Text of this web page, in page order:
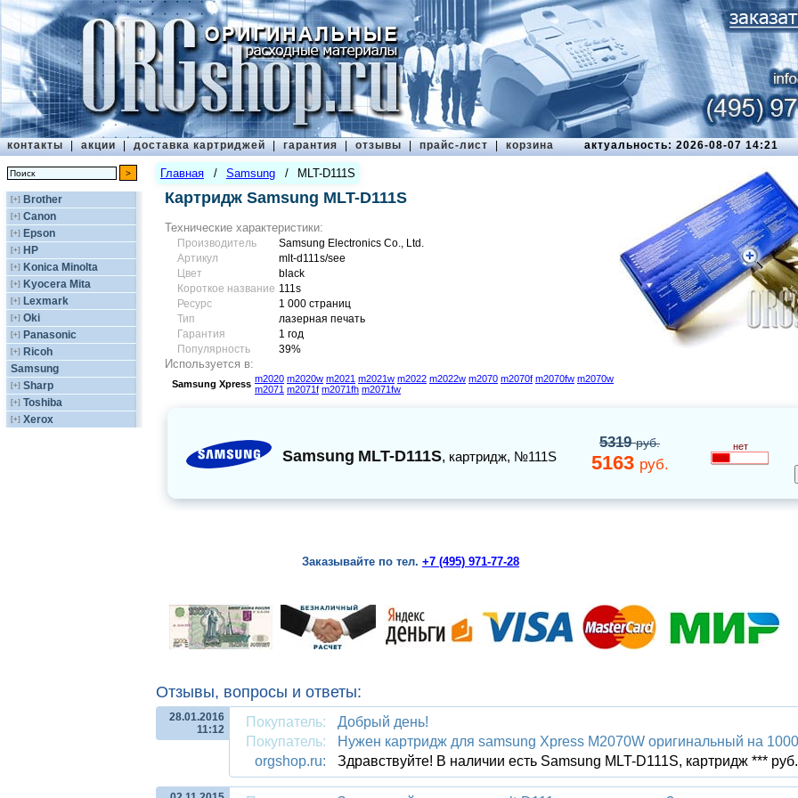
контакты | акции | доставка картриджей | гарантия | отзывы | прайс-лист | корзина актуальность: 2026-08-07 14:21
[+] Brother
[+] Canon
[+] Epson
[+] HP
[+] Konica Minolta
[+] Kyocera Mita
[+] Lexmark
[+] Oki
[+] Panasonic
[+] Ricoh
Samsung
[+] Sharp
[+] Toshiba
[+] Xerox
Главная / Samsung / MLT-D111S
Картридж Samsung MLT-D111S
Технические характеристики:
Производитель
Samsung Electronics Co., Ltd.
Артикул
mlt-d111s/see
Цвет
black
Короткое название 111s
Ресурс
1 000 страниц
Тип
лазерная печать
Гарантия
1 год
Популярность
39%
Используется в:
Samsung Xpress m2020 m2020w m2021 m2021w m2022 m2022w m2070 m2070f m2070fw m2070w
m2071 m2071f m2071fh m2071fw
Samsung MLT-D111S, картридж, №111S
5319руб.
5163 руб.
нет
Заказывайте по тел. +7 (495) 971-77-28
Отзывы, вопросы и ответы:
28.01.2016
11:12
Покупатель:
Добрый день!
Покупатель:
Нужен картридж для samsung Xpress М2070W оригинальный на
orgshop.ru:
Здравствуйте! В наличии есть Samsung MLT-D111S, картридж *** руб.